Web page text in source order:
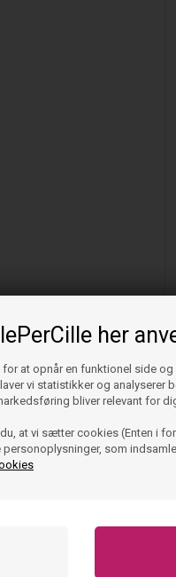
her
at opnår en funktionel side
vi statistikker og analyserer
bliver relevant for
at vi sætter cookies (Enten i
som